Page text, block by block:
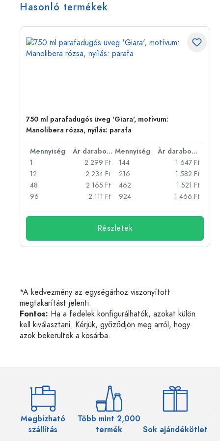
Hasonló termékek
750 ml parafadugós üveg 'Giara', motívum:
Manolibera rózsa, nyílás: parafa
Mennyiség Ár darabonként Mennyiség
Ár darabonként
1
2 299 Ft
12
2 234 Ft
48
2 165 Ft
96
2 111 Ft
144
1 647 Ft
216
1 582 Ft
462
1 521 Ft
924
1 466 Ft
Részletek
*A kedvezmény az egységárhoz viszonyított
megtakarítást jelenti.
Fontos: Ha a fedelek konfigurálhatók, azokat külön
kell kiválasztani. Kérjük, győződjön meg arról, hogy
azok bekerültek a kosárba.
Megbízható
szállítás
Több mint 2,000
termék
Sok ajándékötlet